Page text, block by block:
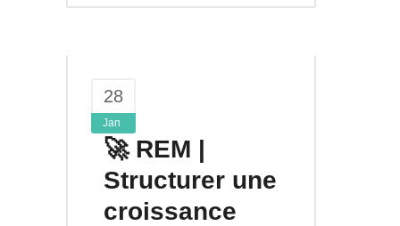
28
Jan
🚀 REM |
Structurer une
croissance